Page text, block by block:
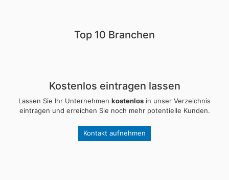
Top 10 Branchen
Kostenlos eintragen lassen
Lassen Sie Ihr Unternehmen kostenlos in unser Verzeichnis
eintragen und erreichen Sie noch mehr potentielle Kunden.
Kontakt aufnehmen